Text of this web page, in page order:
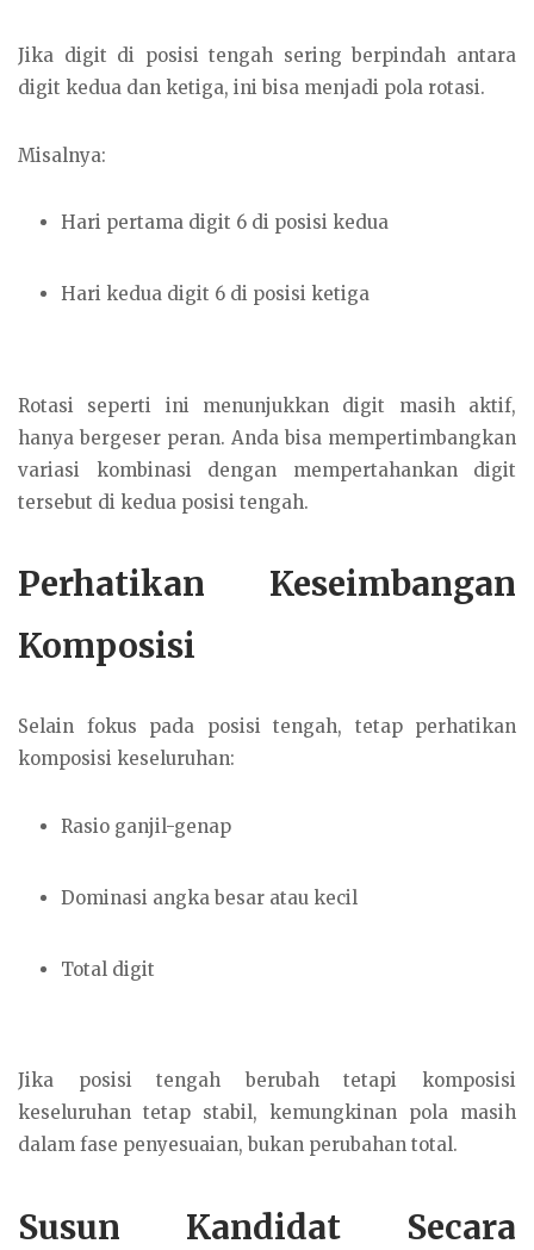
Jika digit di posisi tengah sering berpindah antara
digit kedua dan ketiga, ini bisa menjadi pola rotasi.
Misalnya:
Hari pertama digit 6 di posisi kedua
Hari kedua digit 6 di posisi ketiga
Rotasi seperti ini menunjukkan digit masih aktif,
hanya bergeser peran. Anda bisa mempertimbangkan
variasi kombinasi dengan mempertahankan digit
tersebut di kedua posisi tengah.
Perhatikan Keseimbangan
Komposisi
Selain fokus pada posisi tengah, tetap perhatikan
komposisi keseluruhan:
Rasio ganjil-genap
Dominasi angka besar atau kecil
Total digit
Jika posisi tengah berubah tetapi komposisi
keseluruhan tetap stabil, kemungkinan pola masih
dalam fase penyesuaian, bukan perubahan total.
Susun Kandidat Secara